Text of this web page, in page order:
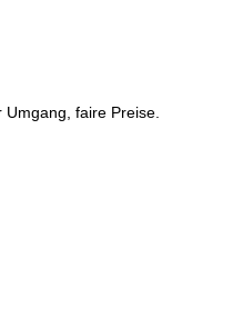
faire Preise.